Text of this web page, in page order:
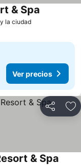
la ciudadVer precios
& Spa
Ver precios
Compartir
& Spa